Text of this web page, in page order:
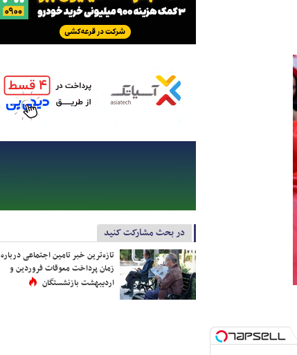
در بحث مشارکت کنید
تازه‌ترین خبر تامین اجتماعی درباره
زمان پرداخت معوقات فروردین و
اردیبهشت بازنشستگان